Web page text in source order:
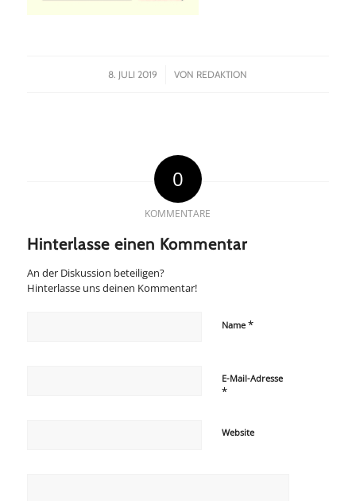
8. JULI 2019
/ VON REDAKTION
0
KOMMENTARE
Hinterlasse einen Kommentar
An der Diskussion beteiligen?
Hinterlasse uns deinen Kommentar!
Name *
E-Mail-Adresse
*
Website